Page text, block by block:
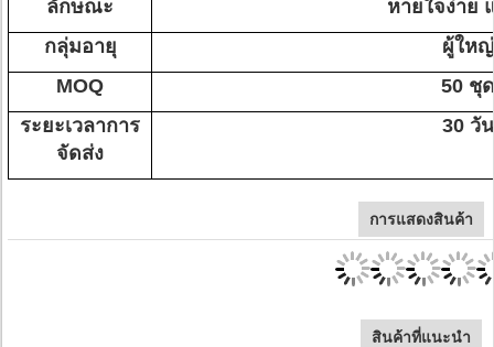
ลักษณะ
หายใจง่าย
กลุ่มอายุ
ผู้ใหญ่
MOQ
50 ชุด
ระยะเวลาการ
จัดส่ง
30 วัน
การแสดงสินค้า
สินค้าที่แนะนํา